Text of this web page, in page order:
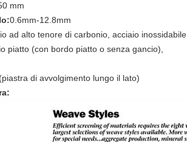
mm
0.6mm-12.8mm
ad alto tenore di carbonio, acciaio inossidabile
piatto (con bordo piatto o senza gancio),
di avvolgimento lungo il lato)